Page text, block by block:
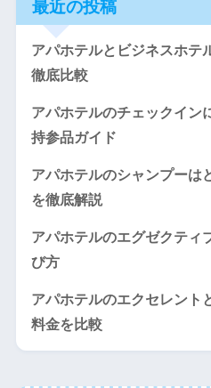
最近の投稿
アパホテルとビジネスホテ
徹底比較
アパホテルのチェックイン
持参品ガイド
アパホテルのシャンプーは
を徹底解説
アパホテルのエグゼクティ
び方
アパホテルのエクセレント
料金を比較